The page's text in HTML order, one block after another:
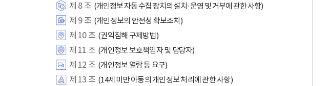
제 8 조 (개인정보 자동 수집 장치의 설치·운영 및 거부에 관한 사항)
제 9 조 (개인정보의 안전성 확보조치)
제 10 조 (권익침해 구제방법)
제 11 조 (개인정보 보호책임자 및 담당자)
제 12 조 (개인정보 열람 등 요구)
제 13 조 (14세 미만 아동의 개인정보 처리에 관한 사항)